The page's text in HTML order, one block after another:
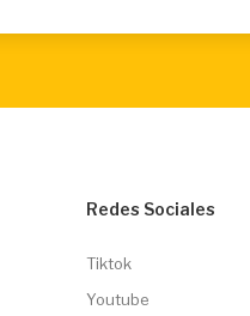
Redes Sociales
Tiktok
Youtube